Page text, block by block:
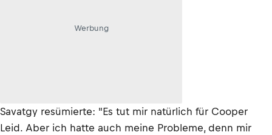
Werbung
Savatgy resümierte: "Es tut mir natürlich für Cooper
Leid. Aber ich hatte auch meine Probleme, denn mir